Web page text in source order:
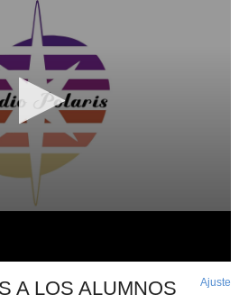
A LOS ALUMNOS
Ajuste